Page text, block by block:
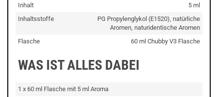
Inhalt
5 ml
Inhaltsstoffe
PG Propylenglykol (E1520), natürliche
Aromen, naturidentische Aromen
Flasche
60 ml Chubby V3 Flasche
WAS IST ALLES DABEI
1 x 60 ml Flasche mit 5 ml Aroma